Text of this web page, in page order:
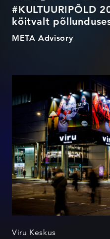
#KULTUURIPÕLD
köitvalt
META Advisory
Viru Keskus